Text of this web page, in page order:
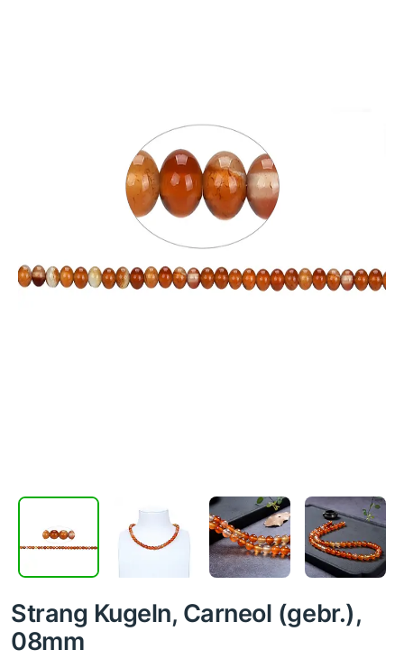
Strang Kugeln, Carneol (gebr.),
08mm